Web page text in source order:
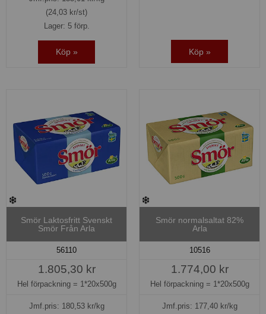
(24,03 kr/st)
Lager: 5 förp.
Köp » Köp »
Smör Laktosfritt Svenskt
Smör Från Arla
56110
1.805,30 kr
Hel förpackning = 1*20x500g
Jmf.pris: 180,53kr/kg
Smör normalsaltat 82%
Arla
10516
1.774,00 kr
Hel förpackning = 1*20x500g
Jmf.pris: 177,40kr/kg